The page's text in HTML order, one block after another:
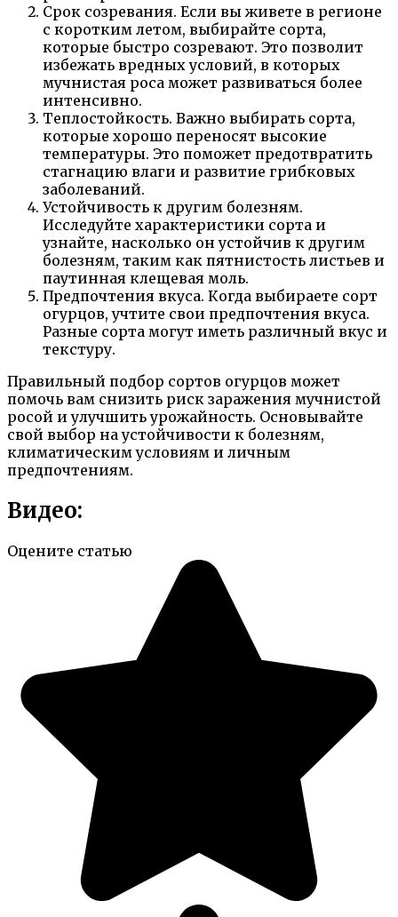
Срок созревания. Если вы живете в регионе
с коротким летом, выбирайте сорта,
которые быстро созревают. Это позволит
избежать вредных условий, в которых
мучнистая роса может развиваться более
интенсивно.
Теплостойкость. Важно выбирать сорта,
которые хорошо переносят высокие
температуры. Это поможет предотвратить
стагнацию влаги и развитие грибковых
заболеваний.
Устойчивость к другим болезням.
Исследуйте характеристики сорта и
узнайте, насколько он устойчив к другим
болезням, таким как пятнистость листьев и
паутинная клещевая моль.
Предпочтения вкуса. Когда выбираете сорт
огурцов, учтите свои предпочтения вкуса.
Разные сорта могут иметь различный вкус и
текстуру.
Правильный подбор сортов огурцов может
помочь вам снизить риск заражения мучнистой
росой и улучшить урожайность. Основывайте
свой выбор на устойчивости к болезням,
климатическим условиям и личным
предпочтениям.
Видео:
Оцените статью